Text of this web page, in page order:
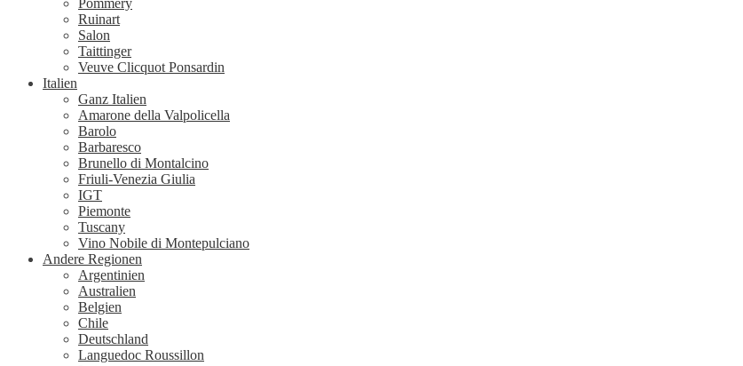
Pommery
Ruinart
Salon
Taittinger
Veuve Clicquot Ponsardin
Italien
Ganz Italien
Amarone della Valpolicella
Barolo
Barbaresco
Brunello di Montalcino
Friuli-Venezia Giulia
IGT
Piemonte
Tuscany
Vino Nobile di Montepulciano
Andere Regionen
Argentinien
Australien
Belgien
Chile
Deutschland
Languedoc Roussillon